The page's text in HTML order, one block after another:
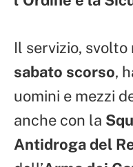
Il servizio,
sabato scorso,
uomini e mezzi
anche con la
Antidroga del